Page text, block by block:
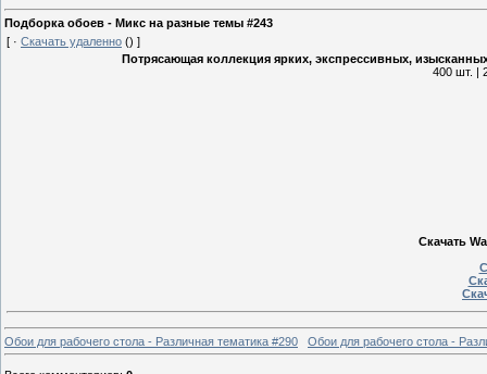
Подборка обоев - Микс на разные темы #243
[ · Скачать удаленно () ]
Потрясающая коллекция ярких, экспрессивных,
400 шт. |
Скачать
Обои для рабочего стола - Различная тематика #290 Обои для рабочего стола -